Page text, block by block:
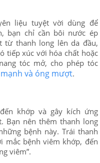
liệu tuyệt vời dùng để
bạn chỉ cần bôi nước ép
từ thanh long lên da đầu,
tiếp xúc với hóa chất hoặc
tóc mở, cho phép tóc
và óng mượt.
khớp và gây kích ứng
Bạn nên thêm thanh long
bệnh này. Trái thanh
mắc bệnh viêm khớp, đến
viêm”.